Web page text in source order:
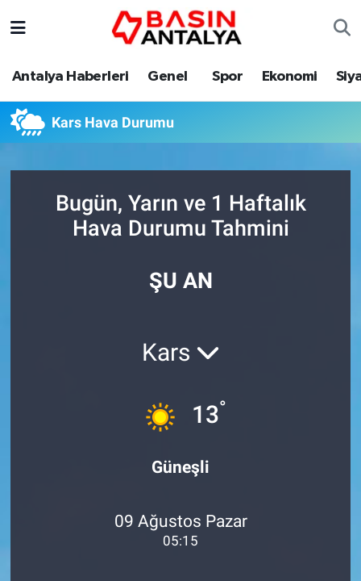
Antalya Haberleri Genel Spor Ekonomi
Kars Hava Durumu
Bugün, Yarın ve 1 Haftalık
Hava Durumu Tahmini
ŞU AN
Kars
13°
Güneşli
09 Ağustos Pazar
05:15